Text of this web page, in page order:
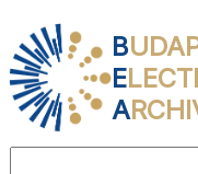
B
E
A